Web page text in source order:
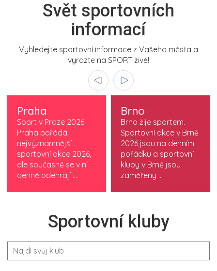
Svět sportovních
informací
Vyhledejte sportovní informace z Vašeho města a
vyrazte na SPORT živě!
Praha
Sport v Praze 2026
Praha pořádá
nejvýznamnější
sportovní akce 2026,
ale současně se v ní
denně odehrají ...
Brno
Brno žije sportem.
Sportovní akce v Brně
2026 jsou na denním
pořádku a sportovní
kluby v Brně jsou
zaměřeny ...
Sportovní kluby